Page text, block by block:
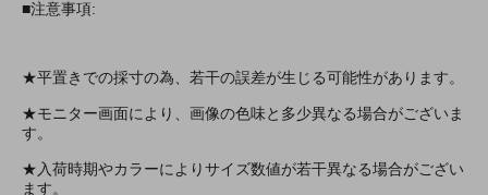
■注意事項:
★平置きでの採寸の為、若干の誤差が生じる可能性があります。
★モニター画面により、画像の色味と多少異なる場合がございま
す。
★入荷時期やカラーによりサイズ数値が若干異なる場合がござい
ます。